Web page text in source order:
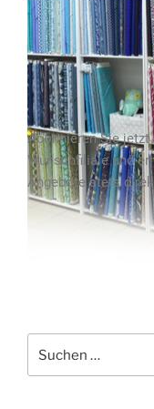
Abonnieren Sie
Wunschfiliale und
Angebote stets